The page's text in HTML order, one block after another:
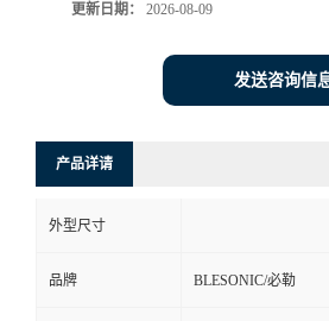
更新日期： 2026-08-09
发送咨询信
产品详请
外型尺寸
品牌 BLESONIC/必勒